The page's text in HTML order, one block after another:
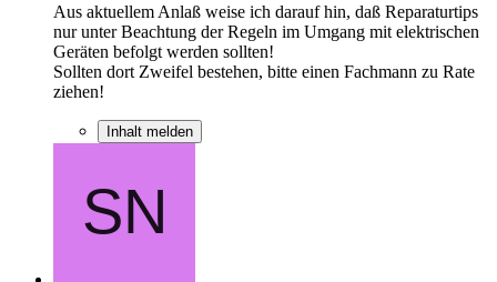
Aus aktuellem Anlaß weise ich darauf hin, daß Reparaturtips
nur unter Beachtung der Regeln im Umgang mit elektrischen
Geräten befolgt werden sollten!
Sollten dort Zweifel bestehen, bitte einen Fachmann zu Rate
ziehen!
Inhalt melden